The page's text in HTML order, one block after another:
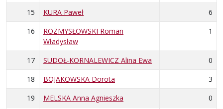
15
KURA Paweł
6
16
ROZMYSŁOWSKI Roman
Władysław
1
17 SUDOŁ-KORNALEWICZ Alina Ewa
0
18
BOJAKOWSKA Dorota
3
19
MELSKA Anna Agnieszka
0